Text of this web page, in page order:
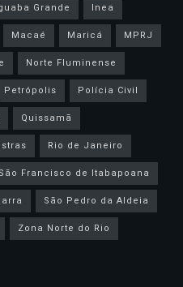
Grande
Inea
Macaé Maricá
MPRJ
Norte Fluminense
Petrópolis
Polícia Civil
Quissamã
Rio de Janeiro
São Francisco de Itabapoana
São Pedro da Aldeia
Zona Norte do Rio